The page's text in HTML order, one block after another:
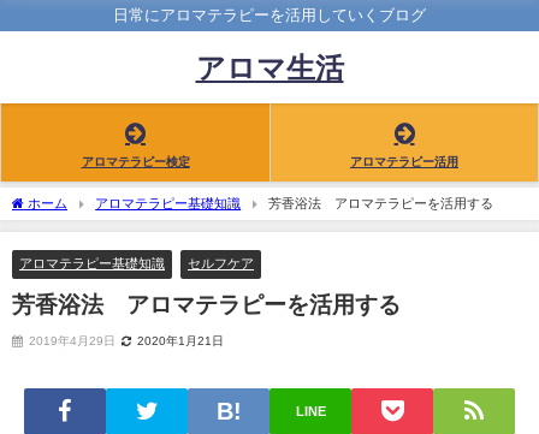
日常にアロマテラピーを活用していくブログ
アロマ生活
アロマテラピー検定 アロマテラピー活用
ホーム アロマテラピー基礎知識 芳香浴法 アロマテラピーを活用する
アロマテラピー基礎知識 セルフケア
芳香浴法 アロマテラピーを活用する
2019年4月29日 2020年1月21日
LINE